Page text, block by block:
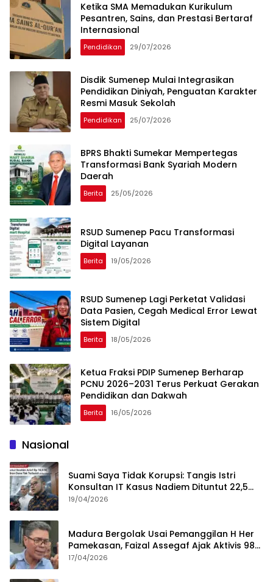
Ketika SMA Memadukan Kurikulum
Pesantren, Sains, dan Prestasi Bertaraf
Internasional
Pendidikan 29/07/2026
Disdik Sumenep Mulai Integrasikan
Pendidikan Diniyah, Penguatan Karakter
Resmi Masuk Sekolah
Pendidikan 25/07/2026
BPRS Bhakti Sumekar Mempertegas
Transformasi Bank Syariah Modern
Daerah
Berita 25/05/2026
RSUD Sumenep Pacu Transformasi
Digital Layanan
Berita 19/05/2026
RSUD Sumenep Lagi Perketat Validasi
Data Pasien, Cegah Medical Error Lewat
Sistem Digital
Berita 18/05/2026
Ketua Fraksi PDIP Sumenep Berharap
PCNU 2026–2031 Terus Perkuat Gerakan
Pendidikan dan Dakwah
Berita 16/05/2026
Nasional
Suami Saya Tidak Korupsi: Tangis Istri
Konsultan IT Kasus Nadiem Dituntut 22,5
Tahun
19/04/2026
Madura Bergolak Usai Pemanggilan H Her
Pamekasan, Faizal Assegaf Ajak Aktivis 98
Bongkar Permainan KPK
17/04/2026